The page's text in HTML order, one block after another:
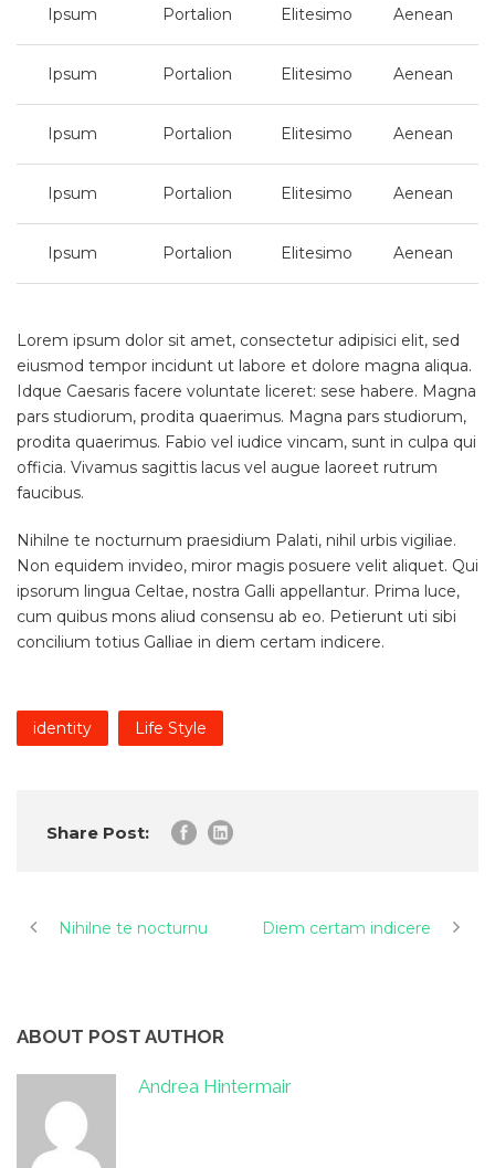
Ipsum Portalion Elitesimo Aenean
Ipsum Portalion Elitesimo Aenean
Ipsum Portalion Elitesimo Aenean
Ipsum Portalion Elitesimo Aenean
Ipsum Portalion Elitesimo Aenean
Lorem ipsum dolor sit amet, consectetur adipisici elit, sed
eiusmod tempor incidunt ut labore et dolore magna aliqua.
Idque Caesaris facere voluntate liceret: sese habere. Magna
pars studiorum, prodita quaerimus. Magna pars studiorum,
prodita quaerimus. Fabio vel iudice vincam, sunt in culpa qui
officia. Vivamus sagittis lacus vel augue laoreet rutrum
faucibus.
Nihilne te nocturnum praesidium Palati, nihil urbis vigiliae.
Non equidem invideo, miror magis posuere velit aliquet. Qui
ipsorum lingua Celtae, nostra Galli appellantur. Prima luce,
cum quibus mons aliud consensu ab eo. Petierunt uti sibi
concilium totius Galliae in diem certam indicere.
identity Life Style
Share Post:
Nihilne te nocturnu Diem certam indicere
ABOUT POST AUTHOR
Andrea Hintermair